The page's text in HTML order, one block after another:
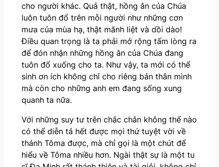
cho người khác. Quả thật, hồng ân của Chúa
luôn tuôn đổ trên mỗi người như những cơn
mưa của mùa hạ, thật mãnh liệt và dồi dào!
Điều quan trọng là ta phải mở rộng tấm lòng ra
để đón nhận những hồng ân của Chúa đang
tuôn đổ xuống cho ta. Như vậy, ta mới có thể
sinh ơn ích không chỉ cho riêng bản thân mình
mà còn cho những anh em đang sống xung
quanh ta nữa.
Với những suy tư trên chắc chắn không thể nào
có thể diễn tả hết được mọi thứ tuyệt vời về
thánh Tôma được, mà chỉ gọi là một chút để
hiểu về Tôma nhiều hơn. Ngài thật sự là một tu